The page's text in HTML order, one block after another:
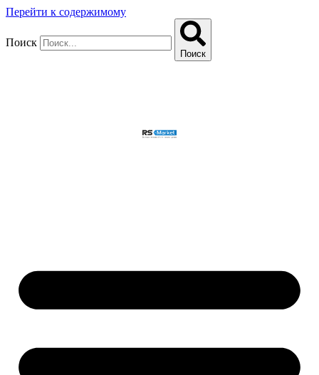
Перейти к содержимому
Поиск
Поиск